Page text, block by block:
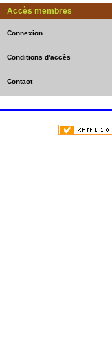
Accès membres
Connexion
Conditions d'accès
Contact